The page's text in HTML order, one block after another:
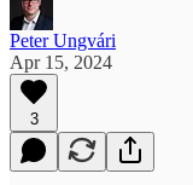
Peter Ungvári
Apr 15, 2024
3